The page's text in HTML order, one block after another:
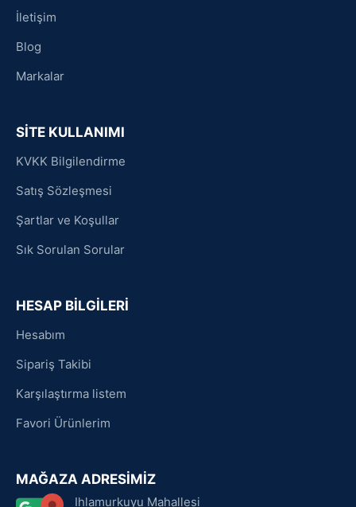
İletişim
Blog
Markalar
SİTE KULLANIMI
KVKK Bilgilendirme
Satış Sözleşmesi
Şartlar ve Koşullar
Sık Sorulan Sorular
HESAP BİLGİLERİ
Hesabım
Sipariş Takibi
Karşılaştırma listem
Favori Ürünlerim
MAĞAZA ADRESİMİZ
Ihlamurkuyu Mahallesi